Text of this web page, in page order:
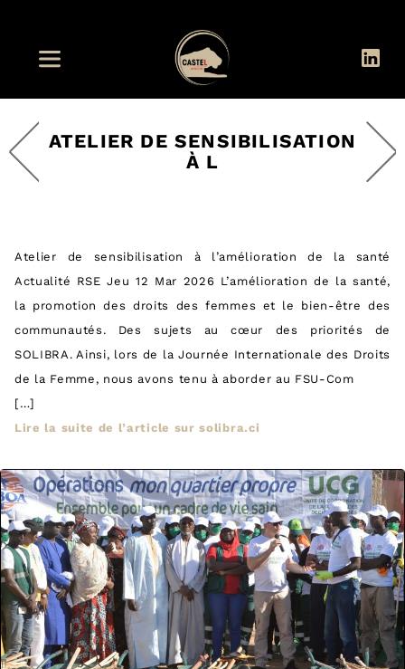
ATELIER DE SENSIBILISATION
À L
Atelier de sensibilisation à l’amélioration de la santé
Actualité RSE Jeu 12 Mar 2026 L’amélioration de la santé,
la promotion des droits des femmes et le bien-être des
communautés. Des sujets au cœur des priorités de
SOLIBRA. Ainsi, lors de la Journée Internationale des Droits
de la Femme, nous avons tenu à aborder au FSU-Com
[…]
Lire la suite de l’article sur solibra.ci